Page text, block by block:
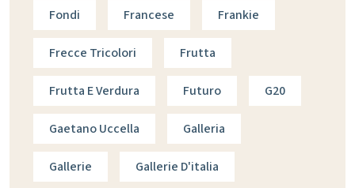
Fondi Francese Frankie
Frecce Tricolori Frutta
Frutta E Verdura Futuro G20
Gaetano Uccella Galleria
Gallerie Gallerie D'italia